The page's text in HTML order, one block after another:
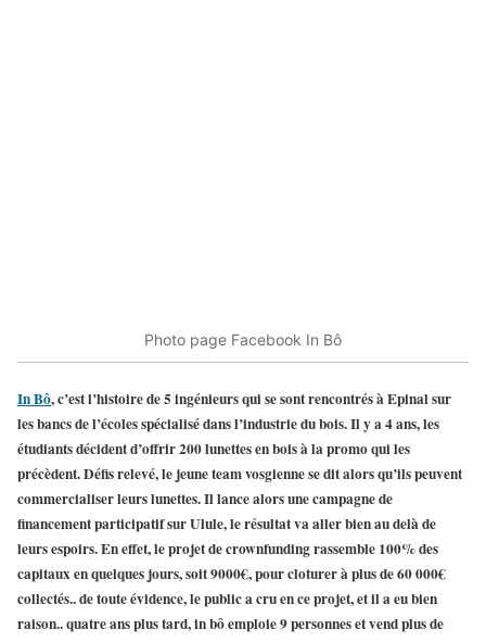
Photo page Facebook In Bô
In Bô, c’est l’histoire de 5 ingénieurs qui se sont rencontrés à Epinal sur
les bancs de l’écoles spécialisé dans l’industrie du bois. Il y a 4 ans, les
étudiants décident d’offrir 200 lunettes en bois à la promo qui les
précèdent. Défis relevé, le jeune team vosgienne se dit alors qu’ils peuvent
commercialiser leurs lunettes. Il lance alors unecampagne de
financement participatifsurUlule, le résultat va aller bien au delà de
leurs espoirs. En effet, le projet de crownfunding rassemble 100% des
capitaux en quelques jours, soit 9000€, pour cloturer à plus de 60 000€
collectés.. de toute évidence, le public a cru en ce projet, et il a eu bien
raison.. quatre ans plus tard,in bô emploie 9 personneset vend plus de